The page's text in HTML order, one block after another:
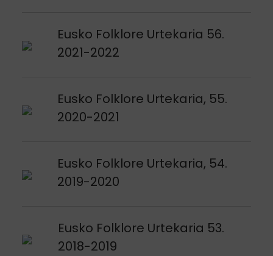
Eusko Folklore Urtekaria 56.
2021-2022
Argitalpena ikusi
Eusko Folklore Urtekaria, 55.
2020-2021
Argitalpena ikusi
Eusko Folklore Urtekaria, 54.
2019-2020
Argitalpena ikusi
Eusko Folklore Urtekaria 53.
2018-2019
Argitalpena ikusi